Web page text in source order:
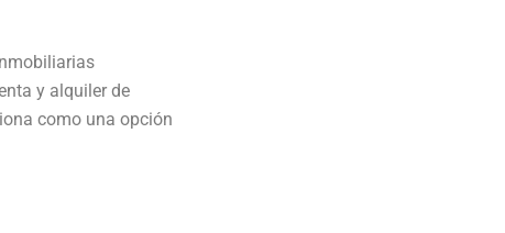
y alquiler de
como una opción